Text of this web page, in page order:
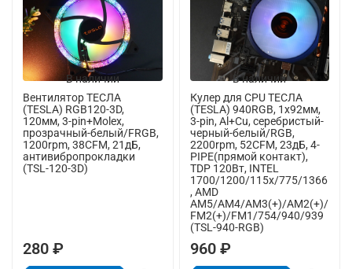
В наличии
Вентилятор ТЕСЛА
(TESLA) RGB120-3D,
120мм, 3-pin+Molex,
прозрачный-белый/FRGB,
1200rpm, 38CFM, 21дБ,
антивибропрокладки
(TSL-120-3D)
280 ₽
В наличии
Кулер для CPU ТЕСЛА
(TESLA) 940RGB, 1х92мм,
3-pin, Al+Cu, серебристый-
черный-белый/RGB,
2200rpm, 52CFM, 23дБ, 4-
PIPE(прямой контакт),
TDP 120Вт, INTEL
1700/1200/115x/775/1366
, AMD
AM5/AM4/AM3(+)/AM2(+)/
FM2(+)/FM1/754/940/939
(TSL-940-RGB)
960 ₽